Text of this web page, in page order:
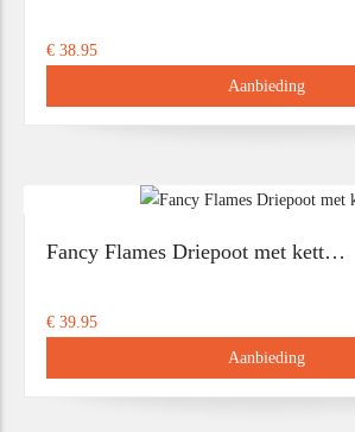
€ 38.95
Aanbieding
Fancy Flames Driepoot met kett…
€ 39.95
Aanbieding